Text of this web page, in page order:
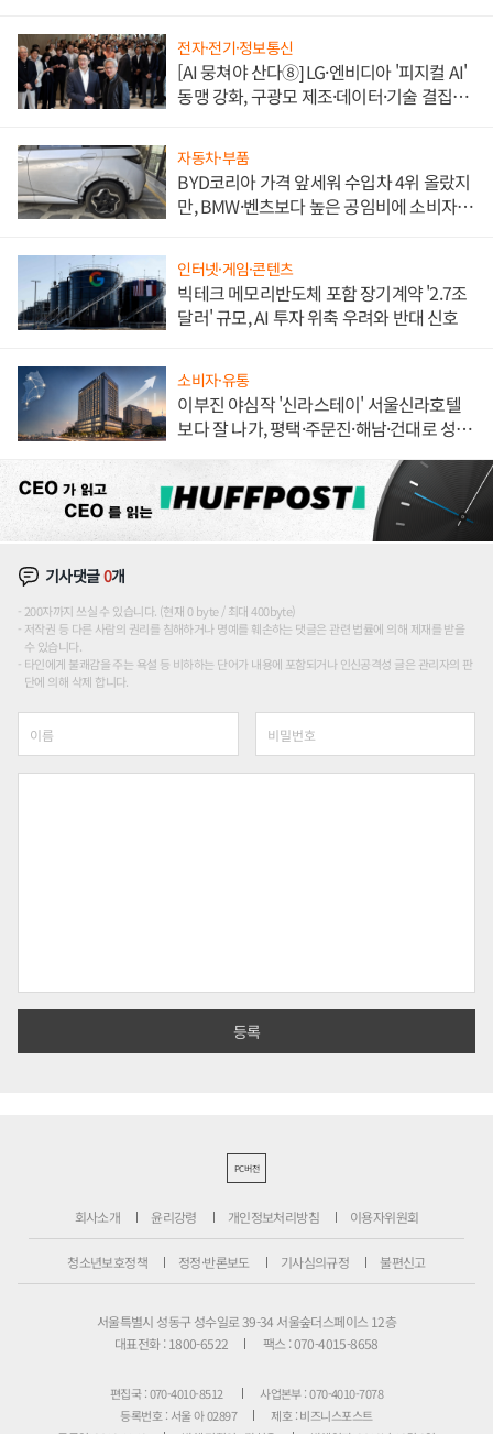
전자·전기·정보통신
[AI 뭉쳐야 산다⑧] LG·엔비디아 '피지컬 AI'
동맹 강화, 구광모 제조·데이터·기술 결집
자동차·부품
BYD코리아 가격 앞세워 수입차 4위 올랐지
만, BMW·벤츠보다 높은 공임비에 소비자
인터넷·게임·콘텐츠
빅테크 메모리반도체 포함 장기계약 '2.7조
달러' 규모, AI 투자 위축 우려와 반대 신호
소비자·유통
이부진 야심작 '신라스테이' 서울신라호텔
보다 잘 나가, 평택·주문진·해남·건대로 성
기사댓글0개
200자까지 쓰실 수 있습니다. (현재 0 byte / 최대 400byte)
저작권 등 다른 사람의 권리를 침해하거나 명예를 훼손하는 댓글은 관련 법률에 의해 제재를 받을
수 있습니다.
타인에게 불쾌감을 주는 욕설 등 비하하는 단어가 내용에 포함되거나 인신공격성 글은 관리자의 판
단에 의해 삭제 합니다.
PC버전
회사소개 윤리강령 개인정보처리방침 이용자위원회
청소년보호정책 정정·반론보도 기사심의규정 불편신고
서울특별시 성동구 성수일로 39-34 서울숲더스페이스 12층
대표전화 : 1800-6522
팩스 : 070-4015-8658
편집국 : 070-4010-8512
사업본부 : 070-4010-7078
등록번호 : 서울 아 02897
제호 : 비즈니스포스트